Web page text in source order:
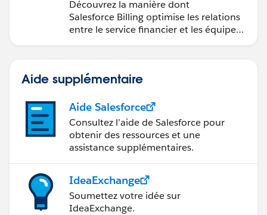
Découvrez la manière dont
Salesforce Billing optimise les relations
entre le service financier et les équipes
Aide supplémentaire
Aide Salesforce
Consultez l’aide de Salesforce pour
obtenir des ressources et une
assistance supplémentaires.
IdeaExchange
Soumettez votre idée sur
IdeaExchange.